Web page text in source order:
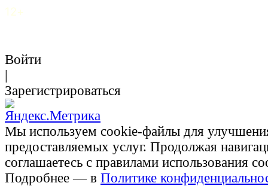
12+
Войти
|
Зарегистрироваться
Мы используем cookie-файлы для
предоставляемых услуг. Продолжая
соглашаетесь с правилами использования
Подробнее — в Политике